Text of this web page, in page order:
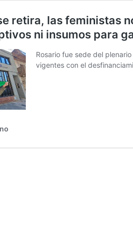
retira, las feministas
ni insumos para
Rosario fue sede del
vigentes con el